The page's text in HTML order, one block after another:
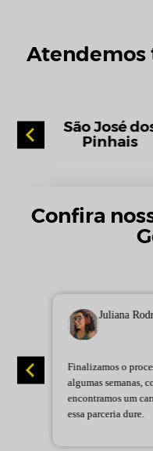
Atendemos
São José
Pinhais
Confira
Juliana
Finalizamos o
algumas semanas,
encontramos um
essa parceria dure.